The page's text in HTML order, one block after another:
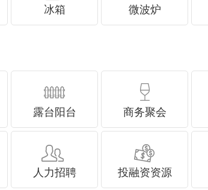
冰箱 微波炉
露台阳台 商务聚会
人力招聘 投融资资源